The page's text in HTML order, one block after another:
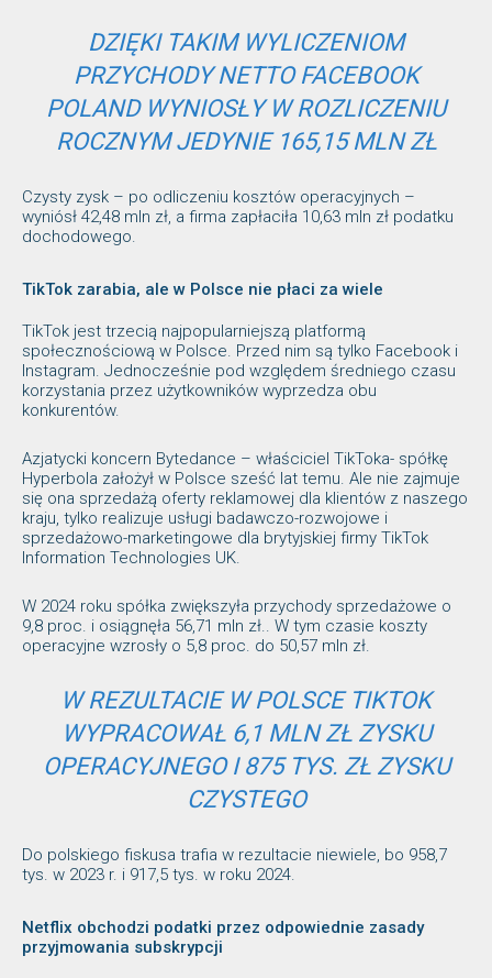
DZIĘKI TAKIM WYLICZENIOM
PRZYCHODY NETTO FACEBOOK
POLAND WYNIOSŁY W ROZLICZENIU
ROCZNYM JEDYNIE 165,15 MLN ZŁ
Czysty zysk – po odliczeniu kosztów operacyjnych –
wyniósł 42,48 mln zł, a firma zapłaciła 10,63 mln zł podatku
dochodowego.
TikTok zarabia, ale w Polsce nie płaci za wiele
TikTok jest trzecią najpopularniejszą platformą
społecznościową w Polsce. Przed nim są tylko Facebook i
Instagram. Jednocześnie pod względem średniego czasu
korzystania przez użytkowników wyprzedza obu
konkurentów.
Azjatycki koncern Bytedance – właściciel TikToka- spółkę
Hyperbola założył w Polsce sześć lat temu. Ale nie zajmuje
się ona sprzedażą oferty reklamowej dla klientów z naszego
kraju, tylko realizuje usługi badawczo-rozwojowe i
sprzedażowo-marketingowe dla brytyjskiej firmy TikTok
Information Technologies UK.
W 2024 roku spółka zwiększyła przychody sprzedażowe o
9,8 proc. i osiągnęła 56,71 mln zł.. W tym czasie koszty
operacyjne wzrosły o 5,8 proc. do 50,57 mln zł.
W REZULTACIE W POLSCE TIKTOK
WYPRACOWAŁ 6,1 MLN ZŁ ZYSKU
OPERACYJNEGO I 875 TYS. ZŁ ZYSKU
CZYSTEGO
Do polskiego fiskusa trafia w rezultacie niewiele, bo 958,7
tys. w 2023 r. i 917,5 tys. w roku 2024.
Netflix obchodzi podatki przez odpowiednie zasady
przyjmowania subskrypcji